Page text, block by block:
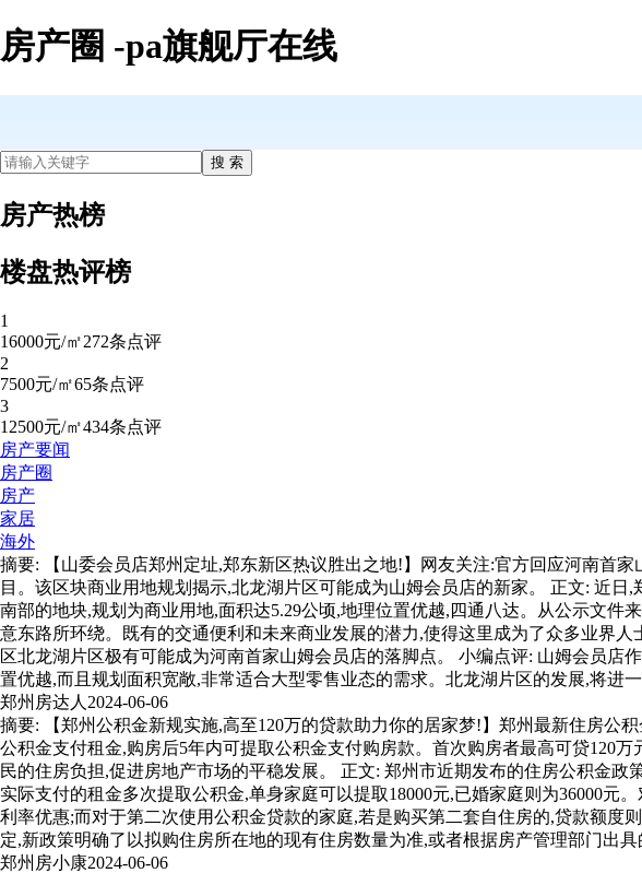
房产圈 -pa旗舰厅在线
房产热榜
楼盘热评榜
1
16000元/㎡272条点评
2
7500元/㎡65条点评
3
12500元/㎡434条点评
房产要闻
房产圈
房产
家居
海外
摘要: 【山委会员店郑州定址,郑东新区热议胜出之地!】网友关注:官方回应河南首
目。该区块商业用地规划揭示,北龙湖片区可能成为山姆会员店的新家。 正文: 近
南部的地块,规划为商业用地,面积达5.29公顷,地理位置优越,四通八达。从公示文
意东路所环绕。既有的交通便利和未来商业发展的潜力,使得这里成为了众多业界
区北龙湖片区极有可能成为河南首家山姆会员店的落脚点。 小编点评: 山姆会员
置优越,而且规划面积宽敞,非常适合大型零售业态的需求。北龙湖片区的发展,将进
郑州房达人 2024-06-06
摘要: 【郑州公积金新规实施,高至120万的贷款助力你的居家梦!】郑州最新住房公
公积金支付租金,购房后5年内可提取公积金支付购房款。首次购房者最高可贷120
民的住房负担,促进房地产市场的平稳发展。 正文: 郑州市近期发布的住房公积金
实际支付的租金多次提取公积金,单身家庭可以提取18000元,已婚家庭则为36000
利率优惠;而对于第二次使用公积金贷款的家庭,若是购买第二套自住房的,贷款额度
定,新政策明确了以拟购住房所在地的现有住房数量为准,或者根据房产管理部门出具
郑州房小康2024-06-06